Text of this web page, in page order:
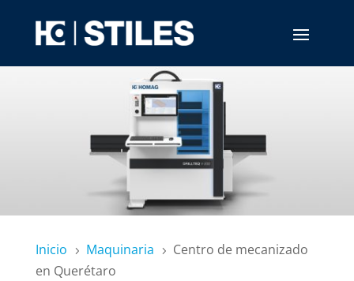
Inicio 5 Maquinaria 5
Centro de mecanizado
en Querétaro